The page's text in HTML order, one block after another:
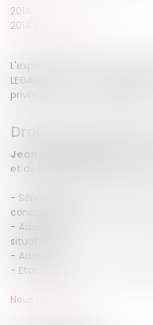
2014
2014
L'expérience et la
LEGALCY Avocats Conseils
privilégiés en droit des
Droit de la famille
Jean-Michel CAMUS
vous
et de la filiation dans les
- Séparations de couple :
concubinage.
- Adaptation des mesures
situations
- Adoption
- Etablissement et
Nous contacter